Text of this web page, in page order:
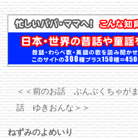
＜＜前のお話 ぶんぶくちゃがま
話 ゆきおんな＞＞
ねずみのよめいり